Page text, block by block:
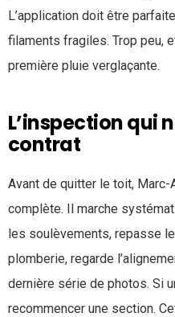
L’application doit être
filaments fragiles. Trop peu,
première pluie verglaçante.
L’inspection qui
contrat
Avant de quitter le toit,
complète. Il marche
les soulèvements, repasse
plomberie, regarde
dernière série de photos. Si
recommencer une section.